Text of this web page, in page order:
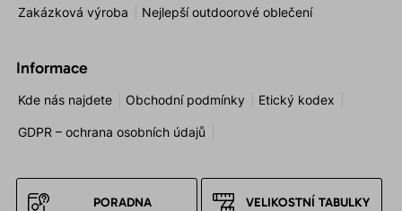
Zakázková výroba Nejlepší outdoorové oblečení
Informace
Kde nás najdete Obchodní podmínky Etický kodex
GDPR – ochrana osobních údajů
PORADNA VELIKOSTNÍ TABULKY